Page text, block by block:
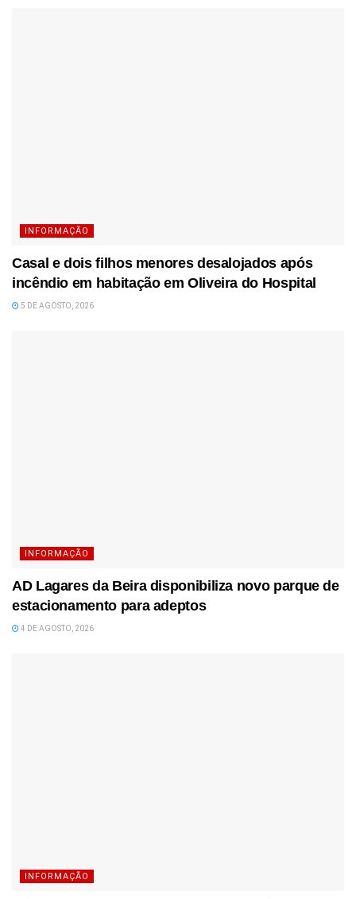
INFORMAÇÃO
Casal e dois filhos menores desalojados após
incêndio em habitação em Oliveira do Hospital
5 DE AGOSTO, 2026
INFORMAÇÃO
AD Lagares da Beira disponibiliza novo parque de
estacionamento para adeptos
4 DE AGOSTO, 2026
INFORMAÇÃO